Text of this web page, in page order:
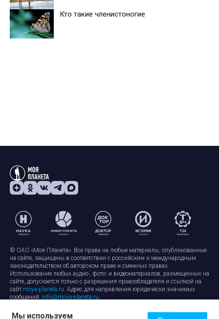
Кто такие членистоногие
© ОАО «Моя Планета». Все права на любые материалы, опубликованные
на сайте, защищены в соответствии с российским и международным
законодательством об авторском праве и смежных правах.
Использование любых аудио-, фото- и видеоматериалов, размещенных на
сайте, допускается только с разрешения правообладателя и ссылкой на
сайт moya-planeta.ru. Адрес для направления юридически значимых
сообщений: info@moya-planeta.ru.
Мы используем